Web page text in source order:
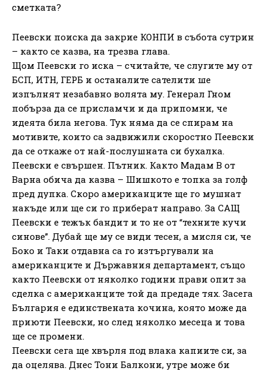
сметката?
Пеевски поиска да закрие КОНПИ в събота сутрин
– както се казва, на трезва глава.
Щом Пеевски го иска – считайте, че слугите му от
БСП, ИТН, ГЕРБ и останалите сателити ше
изпълнят незабавно волята му. Генерал Гном
побърза да се присламчи и да припомни, че
идеята била негова. Тук няма да се спирам на
мотивите, които са задвижили скоростно Пеевски
да се откаже от най-послушната си бухалка.
Пеевски е свършен. Пътник. Както Мадам В от
Варна обича да казва – Шишкото е топка за голф
пред дупка. Скоро американците ще го мушнат
накъде или ще си го приберат направо. За САЩ
Пеевски е тежък бандит и то не от “техните кучи
синове”. Дубай ще му се види тесен, а мисля си, че
Боко и Таки отдавна са го изтъргували на
американците и Държавния департамент, също
както Пеевски от няколко години прави опит за
сделка с американците той да предаде тях. Засега
България е единствената кочина, която може да
приюти Пеевски, но след няколко месеца и това
ще се промени.
Пеевски сега ще хвърля под влака капиите си, за
да оцелява. Днес Тони Балкони, утре може би